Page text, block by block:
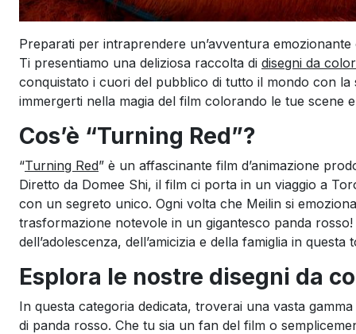
Preparati per intraprendere un’avventura
Ti presentiamo una deliziosa raccolta di disegni da
conquistato i cuori del pubblico di tutto il mondo con
immergerti nella magia del film colorando le tue
Cos’è “Turning Red”?
“Turning Red” è un affascinante film d’animazione
Diretto da Domee Shi, il film ci porta in un viaggio a
con un segreto unico. Ogni volta che Meilin si
trasformazione notevole in un gigantesco panda
dell’adolescenza, dell’amicizia e della famiglia in
Esplora le nostre disegni da
In questa categoria dedicata, troverai una vasta
di panda rosso. Che tu sia un fan del film o